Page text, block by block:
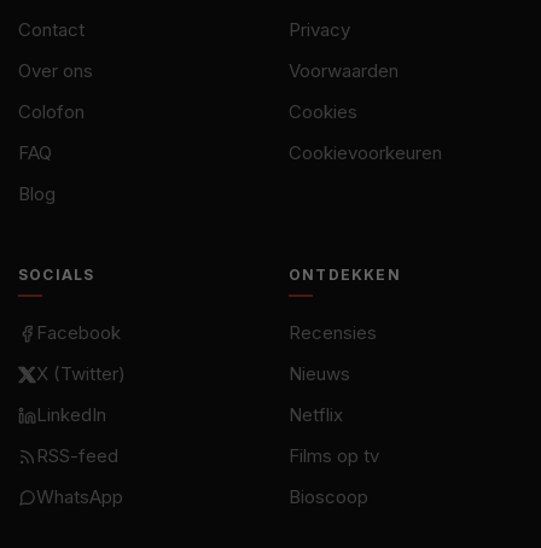
Contact
Over ons
Colofon
FAQ
Blog
Privacy
Voorwaarden
Cookies
Cookievoorkeuren
SOCIALS
Facebook
X (Twitter)
LinkedIn
RSS-feed
WhatsApp
ONTDEKKEN
Recensies
Nieuws
Netflix
Films op tv
Bioscoop